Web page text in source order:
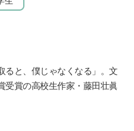
ると、僕じゃなくなる」。文
受賞の高校生作家・藤田壮眞